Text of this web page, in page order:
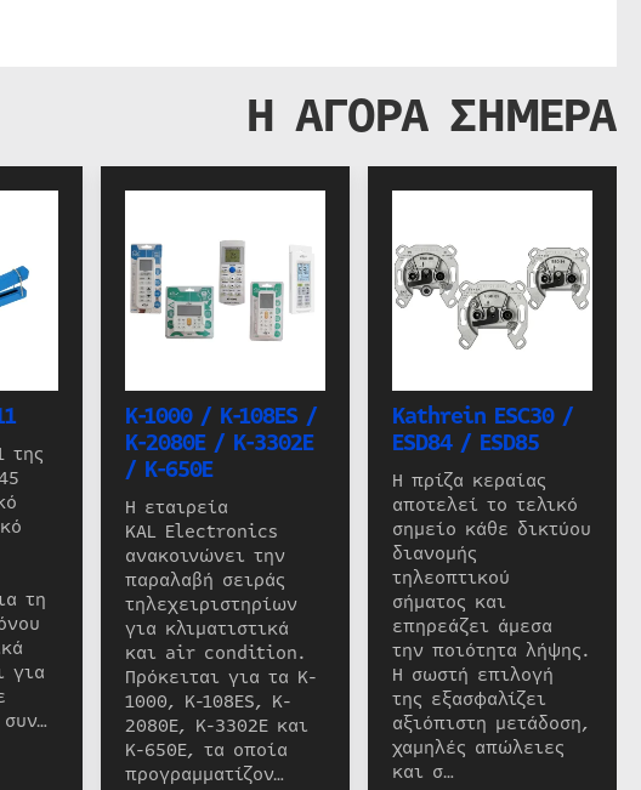
Η ΑΓΟΡΑ ΣΗΜΕΡΑ
της
τη
για
K-1000 / K-108ES /
K-2080E / K-3302E
/ K-650E
Η εταιρεία
KAL Electronics
ανακοινώνει την
παραλαβή σειράς
τηλεχειριστηρίων
για κλιματιστικά
και air condition.
Πρόκειται για τα K-
1000, K-108ES, K-
2080E, K-3302E και
K-650E, τα οποία
προγραμματίζον…
Kathrein ESC30 /
ESD84 / ESD85
Η πρίζα κεραίας
αποτελεί το τελικό
σημείο κάθε δικτύου
διανομής
τηλεοπτικού
σήματος και
επηρεάζει άμεσα
την ποιότητα λήψης.
Η σωστή επιλογή
της εξασφαλίζει
αξιόπιστη μετάδοση,
χαμηλές απώλειες
και σ…